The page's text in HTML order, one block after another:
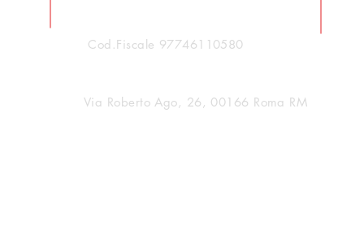
Cod.Fiscale 97746110580
Via Roberto Ago, 26, 00166 Roma RM